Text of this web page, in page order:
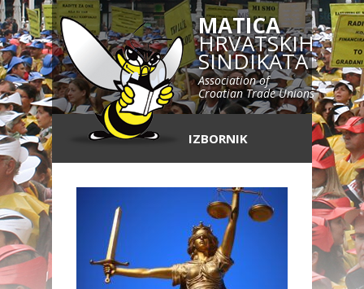
MATICA
HRVATSKIH
SINDIKATA
Association of
Croatian Trade Unions
IZBORNIK